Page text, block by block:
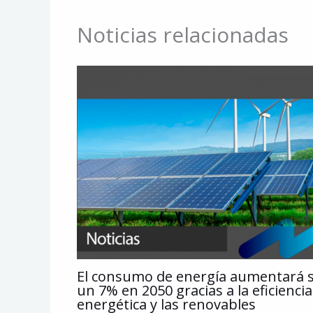
Noticias relacionadas
El consumo de energía aumentará
un 7% en 2050 gracias a la eficiencia
energética y las renovables